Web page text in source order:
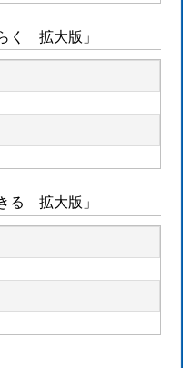
く 拡大版」
る 拡大版」